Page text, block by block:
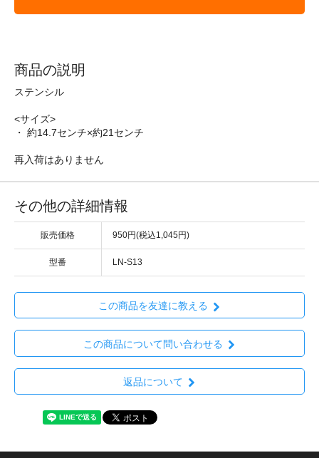
商品の説明
ステンシル
<サイズ>
・ 約14.7センチ×約21センチ
再入荷はありません
その他の詳細情報
販売価格 950円(税込1,045円)
型番 LN-S13
この商品を友達に教える
この商品について問い合わせる
返品について